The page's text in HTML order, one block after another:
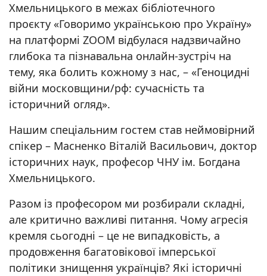
Хмельницького в межах бібліотечного
проєкту «Говоримо українською про Україну»
на платформі ZOOM відбулася надзвичайно
глибока та пізнавальна онлайн-зустріч на
тему, яка болить кожному з нас, – «Геноцидні
війни московщини/рф: сучасність та
історичний огляд».
Нашим спеціальним гостем став неймовірний
спікер – Масненко Віталій Васильович, доктор
історичних наук, професор ЧНУ ім. Богдана
Хмельницького.
Разом із професором ми розбирали складні,
але критично важливі питання. Чому агресія
кремля сьогодні – це не випадковість, а
продовження багатовікової імперської
політики знищення українців? Які історичні